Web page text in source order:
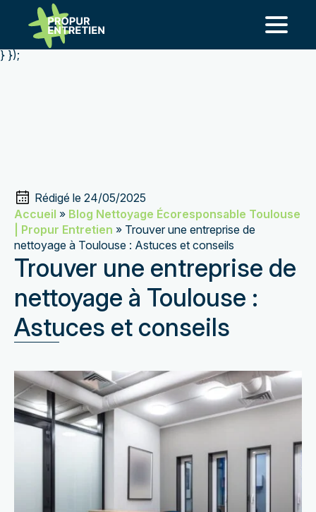
add_action('template_redirect', function() { if ( is_page(
'nettoyage-blagnac-2' ) ) { wp_redirect(
home_url('/entreprise-de-nettoyage-a-blagnac/'), 301 ); exit;
} });
Rédigé le 24/05/2025
Accueil » Blog Nettoyage Écoresponsable Toulouse
| Propur Entretien » Trouver une entreprise de
nettoyage à Toulouse : Astuces et conseils
Trouver une entreprise de
nettoyage à Toulouse :
Astuces et conseils